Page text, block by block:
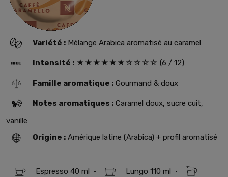
Variété : Mélange Arabica aromatisé au caramel
Intensité : ★★★★★★☆☆☆☆ (6 / 12)
Famille aromatique : Gourmand & doux
Notes aromatiques : Caramel doux, sucre cuit,
vanille
Origine : Amérique latine (Arabica) + profil aromatisé
Espresso 40 ml •
Lungo 110 ml •